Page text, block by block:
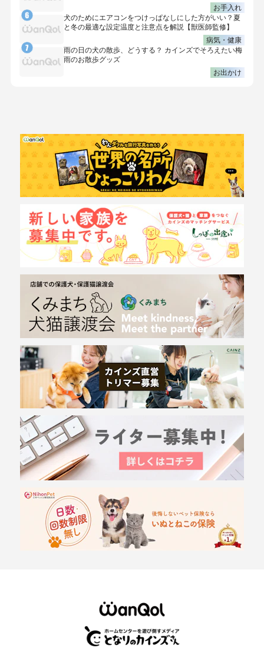
お手入れ
犬のためにエアコンをつけっぱなしにした方がいい？夏
と冬の最適な設定温度と注意点を解説【獣医師監修】
病気・健康
雨の日の犬の散歩、どうする？ カインズでそろえたい梅
雨のお散歩グッズ
お出かけ